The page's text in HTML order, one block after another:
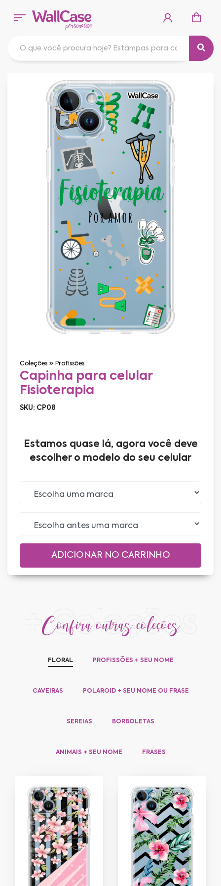
Coleções Profissões
Capinha para celular
Fisioterapia
SKU: CP08
Estamos quase lá, agora você deve
escolher o modelo do seu celular
Confira outras coleções
+ Coleções
FLORAL PROFISSÕES + SEU NOME
CAVEIRAS POLAROID + SEU NOME OU FRASE
SEREIAS BORBOLETAS
ANIMAIS + SEU NOME FRASES